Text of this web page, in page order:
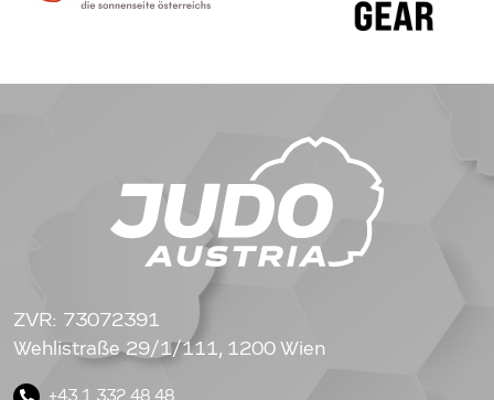
ZVR: 73072391
Wehlistraße 29/1/111, 1200 Wien
+43 1 332 48 48